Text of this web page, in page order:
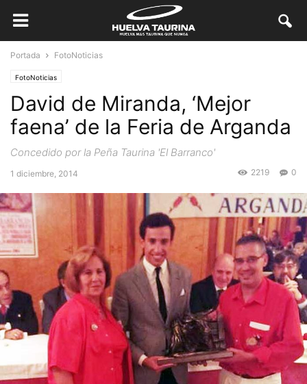
Portada FotoNoticias
FotoNoticias
David de Miranda, ‘Mejor
faena’ de la Feria de Arganda
Concedido por la Peña Taurina 'El Barranco'
1 diciembre, 2014 0
2219